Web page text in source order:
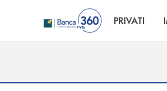
Salta al contenuto principale
PRIVATI